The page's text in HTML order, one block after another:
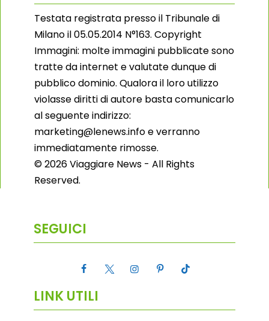
Testata registrata presso il Tribunale di
Milano il 05.05.2014 N°163. Copyright
Immagini: molte immagini pubblicate sono
tratte da internet e valutate dunque di
pubblico dominio. Qualora il loro utilizzo
violasse diritti di autore basta comunicarlo
al seguente indirizzo:
marketing@lenews.info e verranno
immediatamente rimosse.
© 2026 Viaggiare News - All Rights
Reserved.
SEGUICI
LINK UTILI